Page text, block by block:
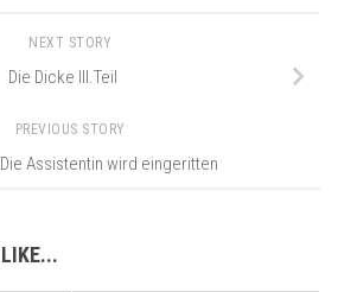
NEXT STORY
Die Dicke III.Teil
PREVIOUS STORY
Assistentin wird eingeritten